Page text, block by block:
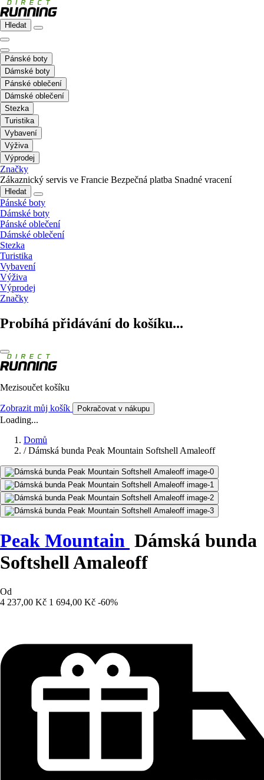
Hledat
Pánské boty
Dámské boty
Pánské oblečení
Dámské oblečení
Stezka
Turistika
Vybavení
Výživa
Výprodej
Značky
Zákaznický servis ve Francie Bezpečná platba Snadné vracení
Hledat
Pánské boty
Dámské boty
Pánské oblečení
Dámské oblečení
Stezka
Turistika
Vybavení
Výživa
Výprodej
Značky
Probíhá přidávání do košíku...
Mezisoučet košíku
Zobrazit můj košík Pokračovat v nákupu
Loading...
Domů
/ Dámská bunda Peak Mountain Softshell Amaleoff
Peak Mountain Dámská bunda
Softshell Amaleoff
Od
4 237,00 Kč 1 694,00 Kč -60%